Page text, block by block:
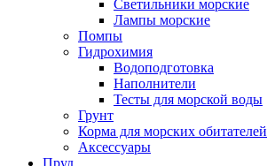
Светильники морские
Лампы морские
Помпы
Гидрохимия
Водоподготовка
Наполнители
Тесты для морской воды
Грунт
Корма для морских обитателей
Аксессуары